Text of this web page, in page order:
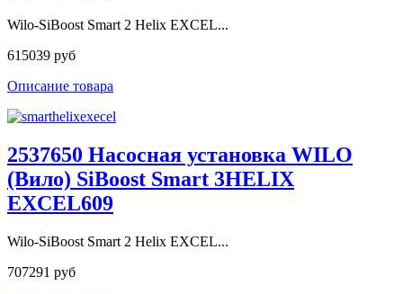
Wilo-SiBoost Smart 2 Helix EXCEL...
615039 руб
Описание товара
2537650 Насосная установка WILO
(Вило) SiBoost Smart 3HELIX
EXCEL609
Wilo-SiBoost Smart 2 Helix EXCEL...
707291 руб